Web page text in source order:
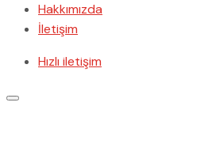
Hakkımızda
İletişim
Hızlı iletişim